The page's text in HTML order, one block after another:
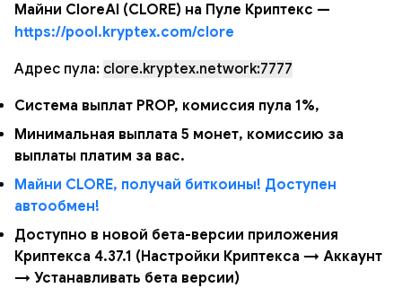
Майни CloreAI (CLORE) на Пуле Криптекс —
https://pool.kryptex.com/clore
Адрес пула: clore.kryptex.network:7777
Система выплат PROP, комиссия пула 1%,
Минимальная выплата 5 монет, комиссию за
выплаты платим за вас.
Майни CLORE, получай биткоины! Доступен
автообмен!
Доступно в новой бета-версии приложения
Криптекса 4.37.1 (Настройки Криптекса → Аккаунт
→ Устанавливать бета версии)